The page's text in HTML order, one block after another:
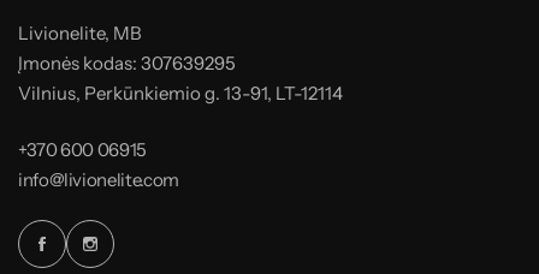
Livionelite, MB
Įmonės kodas: 307639295
Vilnius, Perkūnkiemio g. 13-91, LT-12114
+370 600 06915
info@livionelite.com